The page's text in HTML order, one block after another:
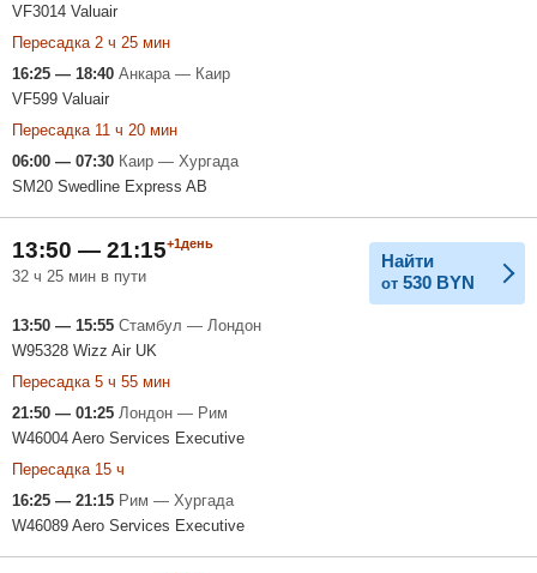
VF3014 Valuair
Пересадка 2 ч 25 мин
16:25 — 18:40 Анкара — Каир
VF599 Valuair
Пересадка 11 ч 20 мин
06:00 — 07:30 Каир — Хургада
SM20 Swedline Express AB
13:50 — 21:15+1день
32 ч 25 мин в пути
Найти
от 530 BYN
13:50 — 15:55 Стамбул — Лондон
W95328 Wizz Air UK
Пересадка 5 ч 55 мин
21:50 — 01:25 Лондон — Рим
W46004 Aero Services Executive
Пересадка 15 ч
16:25 — 21:15 Рим — Хургада
W46089 Aero Services Executive